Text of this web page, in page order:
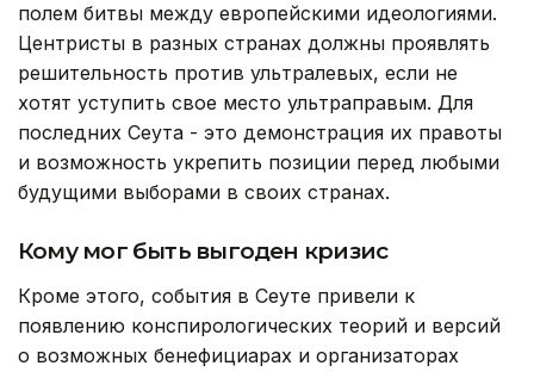
полем битвы между европейскими идеологиями.
Центристы в разных странах должны проявлять
решительность против ультралевых, если не
хотят уступить свое место ультраправым. Для
последних Сеута - это демонстрация их правоты
и возможность укрепить позиции перед любыми
будущими выборами в своих странах.
Кому мог быть выгоден кризис
Кроме этого, события в Сеуте привели к
появлению конспирологических теорий и версий
о возможных бенефициарах и организаторах